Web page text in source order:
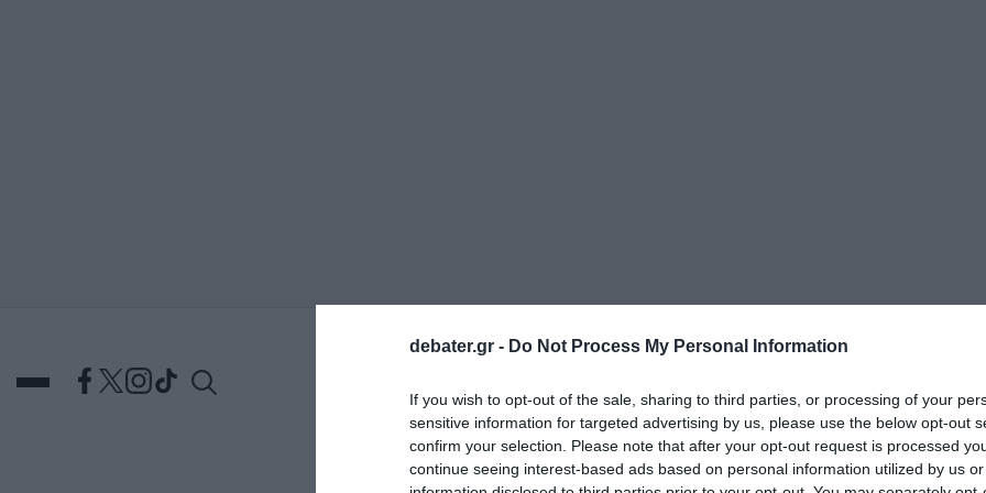
debater.gr - Do Not Process My Personal Information
If you wish to opt-out of the sale, sharing to third parties, or processing of your
sensitive information for targeted advertising by us, please use the below opt-out
confirm your selection. Please note that after your opt-out request is processed
continue seeing interest-based ads based on personal information utilized by us
ΕΛΛΑΔΑΑΠΟΨΕΙΣΠΟΛΙΤΙΚΗΠΑΡΑΠΟΛΙΤΙΚΑ ΔΙΕΘΝΗΟΙΚΟΝΟΜΙΑ ΥΓΕΙΑ